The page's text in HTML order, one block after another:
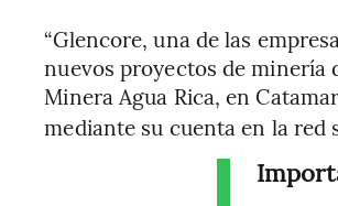
“Glencore, una de las
nuevos proyectos de minería
Minera Agua Rica, en
mediante su cuenta en la red